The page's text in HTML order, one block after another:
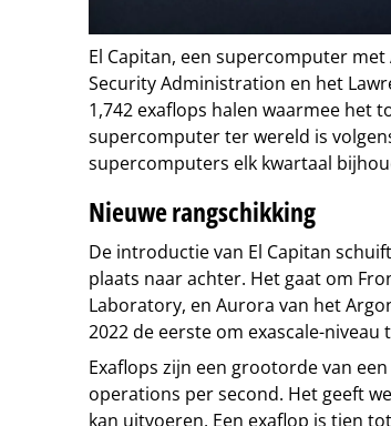
El Capitan, een supercomputer
Security Administration en het
1,742 exaflops halen waarmee het
supercomputer ter wereld is
supercomputers elk kwartaal
Nieuwe rangschikking
De introductie van El Capitan
plaats naar achter. Het gaat om
Laboratory, en Aurora van het
2022 de eerste om exascale-niveau
Exaflops zijn een grootorde van
operations per second. Het geeft
kan uitvoeren. Een exaflop is tien